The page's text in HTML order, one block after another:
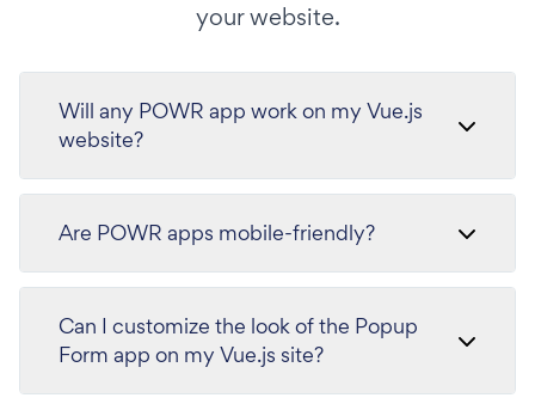
your website.
Will any POWR app work on my Vue.js
website?
Are POWR apps mobile-friendly?
Can I customize the look of the Popup
Form app on my Vue.js site?